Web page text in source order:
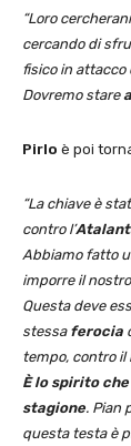
“Loro
cercando di
fisico in attacco
Dovremo stare
Pirlo è poi
“La chiave è
contro l’
Abbiamo fatto
imporre il
Questa deve
stessa ferocia
tempo, contro il
È lo spirito
stagione. Pian
questa testa è